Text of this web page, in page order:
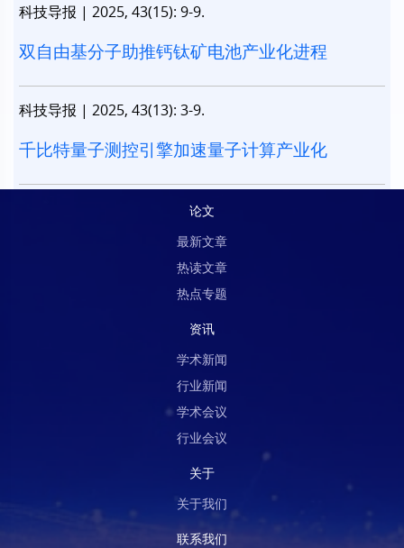
科技导报 | 2025, 43(15): 9-9.
双自由基分子助推钙钛矿电池产业化进程
科技导报 | 2025, 43(13): 3-9.
千比特量子测控引擎加速量子计算产业化
论文
最新文章
热读文章
热点专题
资讯
学术新闻
行业新闻
学术会议
行业会议
关于
关于我们
联系我们